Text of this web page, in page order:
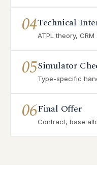
04Technical
ATPL theory,
05Simulator
Type-specific
06Final Offer
Contract, base